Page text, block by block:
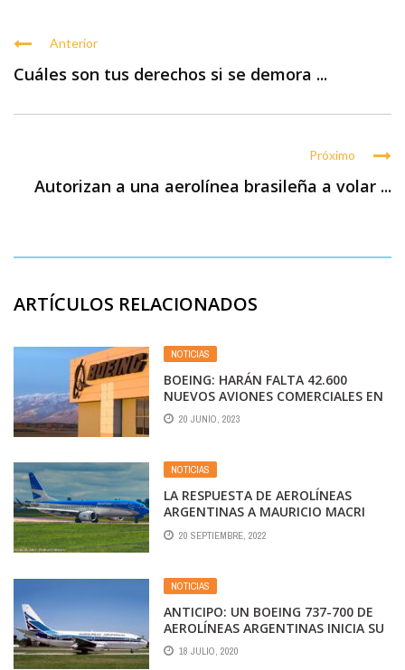
Anterior
Cuáles son tus derechos si se demora ...
Próximo
Autorizan a una aerolínea brasileña a volar ...
ARTÍCULOS RELACIONADOS
NOTICIAS
BOEING: HARÁN FALTA 42.600
NUEVOS AVIONES COMERCIALES EN
20 AÑOS
20 JUNIO, 2023
NOTICIAS
LA RESPUESTA DE AEROLÍNEAS
ARGENTINAS A MAURICIO MACRI
20 SEPTIEMBRE, 2022
NOTICIAS
ANTICIPO: UN BOEING 737-700 DE
AEROLÍNEAS ARGENTINAS INICIA SU
PREPARACIÓN PARA RECIBIR EL
ESQUEMA RETRO
18 JULIO, 2020